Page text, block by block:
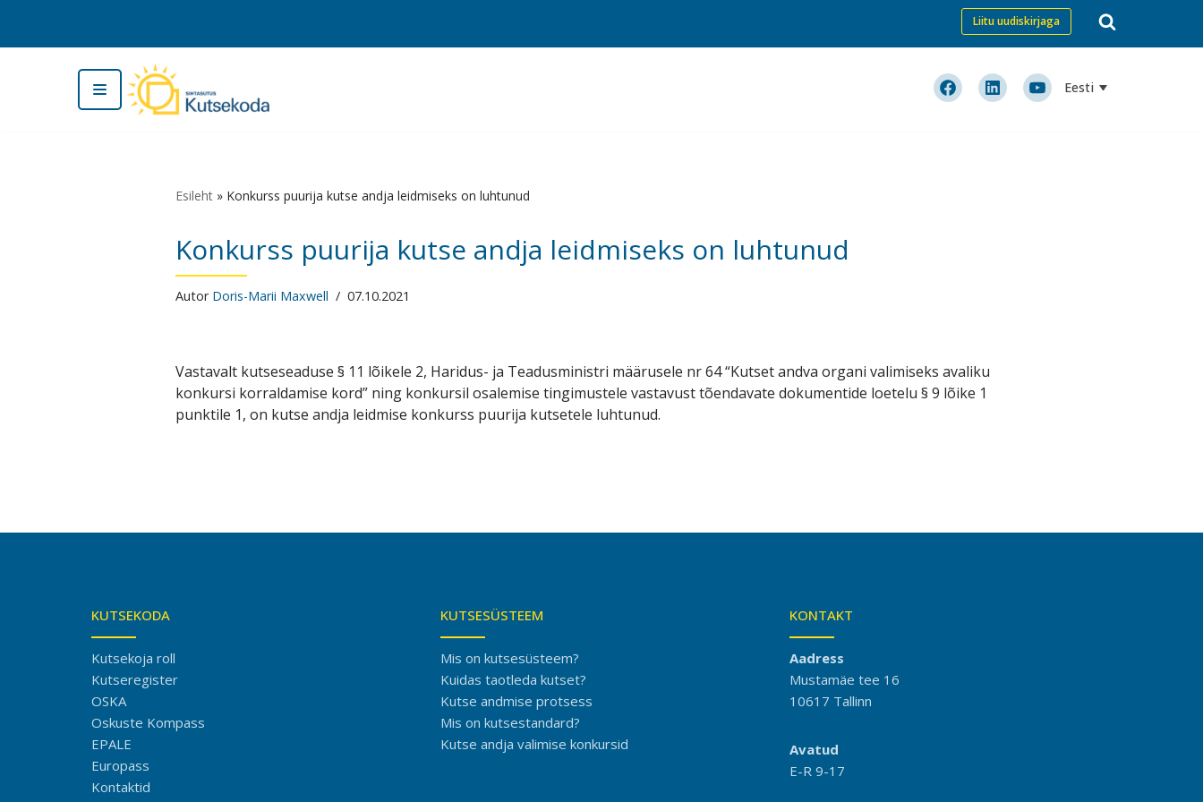
Skip
Liitu uudiskirjaga
Eesti
Esileht» Konkurss puurija kutse andja leidmiseks on luhtunud
Konkurss puurija kutse andja leidmiseks on luhtunud
Autor Doris-Marii Maxwell 07.10.2021
Vastavalt kutseseaduse § 11 lõikele 2, Haridus- ja Teadusministri määrusele nr 64 “Kutset andva organi valimiseks avaliku
konkursi korraldamise kord” ning konkursil osalemise tingimustele vastavust tõendavate dokumentide loetelu § 9 lõike 1
punktile 1, on kutse andja leidmise konkurss puurija kutsetele luhtunud.
KUTSEKODA
Kutsekoja roll
Kutseregister
OSKA
Oskuste Kompass
EPALE
Europass
Kontaktid
KUTSESÜSTEEM
Mis on kutsesüsteem?
Kuidas taotleda kutset?
Kutse andmise protsess
Mis on kutsestandard?
Kutse andja valimise konkursid
KONTAKT
Aadress
Mustamäe tee 16
10617 Tallinn
Avatud
E-R 9-17